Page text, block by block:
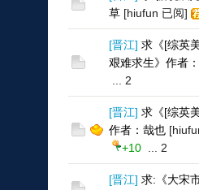
草 [hiufun 已阅]
[晋江] 求《[综英
艰难求生》作者
2
[晋江] 求《[综英
作者：哉也
+10
2
[晋江] 求:《大宋